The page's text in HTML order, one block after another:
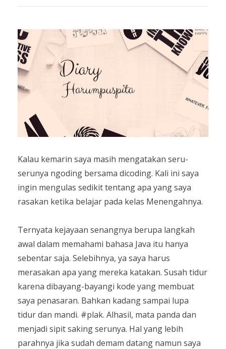
Kalau kemarin saya masih mengatakan seru-
serunya ngoding bersama dicoding. Kali ini saya
ingin mengulas sedikit tentang apa yang saya
rasakan ketika belajar pada kelas Menengahnya.
Ternyata kejayaan senangnya berupa langkah
awal dalam memahami bahasa Java itu hanya
sebentar saja. Selebihnya, ya saya harus
merasakan apa yang mereka katakan. Susah tidur
karena dibayang-bayangi kode yang membuat
saya penasaran. Bahkan kadang sampai lupa
tidur dan mandi. #plak. Alhasil, mata panda dan
menjadi sipit saking serunya. Hal yang lebih
parahnya jika sudah demam datang namun saya